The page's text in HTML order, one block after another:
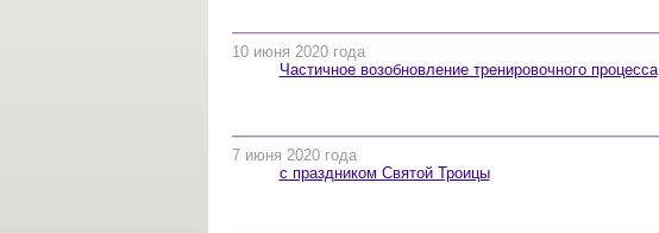
10 июня 2020 года
Частичное возобновление тренировочного процесса
7 июня 2020 года
с праздником Святой Троицы